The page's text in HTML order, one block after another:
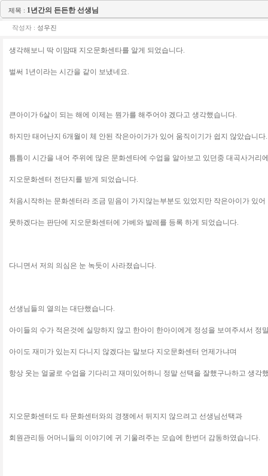
제목 : 1년간의 든든한 선생님
작성자 : 성우진
생각해보니 딱 이맘때 지오문화센타를 알게 되었습니다.
벌써 1년이라는 시간을 같이 보냈네요.
큰아이가 6살이 되는 해에 이제는 뭔가를 해주어야 겠다고 생각했습니다.
하지만 태어난지 6개월이 체 안된 작은아이가가 있어 움직이기가 쉽지 않았습니다.
틈틈이 시간을 내어 주위에 많은 문화센타에 수업을 알아보고 있던중 대곡사거리
지오문화센터 전단지를 받게 되었습니다.
처음시작하는 문화센터라 조금 믿음이 가지않는부분도 있었지만 작은아이가 있어
못하겠다는 판단에 지오문화센터에 가베와 발레를 등록 하게 되었습니다.
다니면서 저의 의심은 눈 녹듯이 사라졌습니다.
선생님들의 열의는 대단했습니다.
아이들의 수가 적은것에 실망하지 않고 한아이 한아이에게 정성을 보여주셔서 정
아이도 재미가 있는지 다니지 않겠다는 말보다 지오문화센터 언제가냐며
항상 웃는 얼굴로 수업을 기다리고 재미있어하니 정말 선택을 잘했구나하고 생각
지오문화센터도 타 문화센터와의 경쟁에서 뒤지지 않으려고 선생님선택과
회원관리등 어머니들의 이야기에 귀 기울려주는 모습에 한번더 감동하였습니다.